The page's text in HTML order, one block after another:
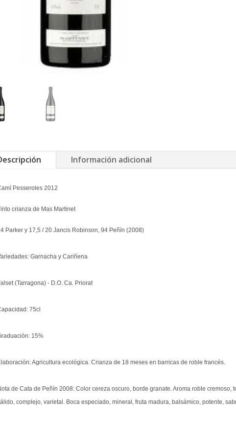
Información adicional
Pesseroles 2012
crianza de Mas Martinet
Parker y 17,5 / 20 Jancis Robinson, 94 Peñín (2008)
Garnacha y Cariñena
(Tarragona) - D.O. Ca. Priorat
75cl
15%
Agricultura ecológica. Crianza de 18 meses en barricas de roble francés.
de Cata de Peñín 2008: Color cereza oscuro, borde granate. Aroma roble cremoso,
complejo, varietal. Boca especiado, mineral, fruta madura, balsámico, potente,